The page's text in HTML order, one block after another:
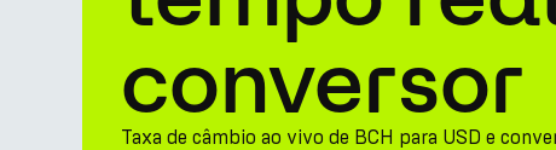
Empresa
conversor
Taxa de câmbio ao vivo de BCH para USD e